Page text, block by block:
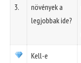
3.
növények a
legjobbak ide?
Kell-e